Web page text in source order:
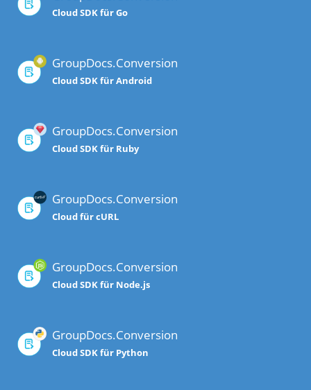
Cloud SDK für Go
GroupDocs.Conversion
Cloud SDK für Android
GroupDocs.Conversion
Cloud SDK für Ruby
GroupDocs.Conversion
Cloud für cURL
GroupDocs.Conversion
Cloud SDK für Node.js
GroupDocs.Conversion
Cloud SDK für Python